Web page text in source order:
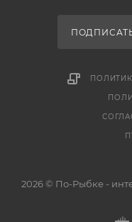
2026 © По-Рыбке -